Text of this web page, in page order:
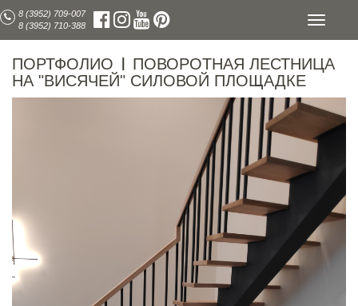
Toggle
8 (3952) 709-007
8 (3952) 710-388
ПОРТФОЛИО
ПОВОРОТНАЯ ЛЕСТНИЦА
НА "ВИСЯЧЕЙ" СИЛОВОЙ ПЛОЩАДКЕ